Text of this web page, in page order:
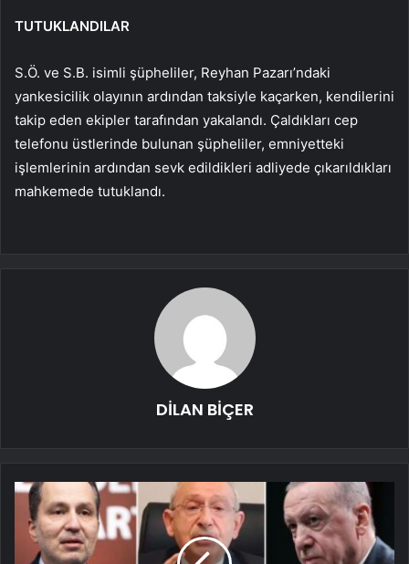
TUTUKLANDILAR
S.Ö. ve S.B. isimli şüpheliler, Reyhan Pazarı’ndaki
yankesicilik olayının ardından taksiyle kaçarken, kendilerini
takip eden ekipler tarafından yakalandı. Çaldıkları cep
telefonu üstlerinde bulunan şüpheliler, emniyetteki
işlemlerinin ardından sevk edildikleri adliyede çıkarıldıkları
mahkemede tutuklandı.
DİLAN BİÇER